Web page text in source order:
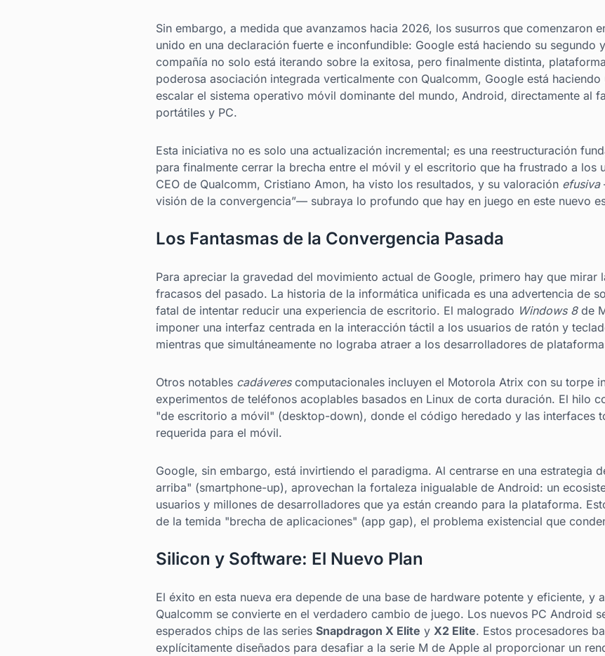
Sin embargo, a medida que avanzamos hacia 2026, los susurros que comenzaron
unido en una declaración fuerte e inconfundible: Google está haciendo su segundo
compañía no solo está iterando sobre la exitosa, pero finalmente distinta,
poderosa asociación integrada verticalmente con Qualcomm, Google está
escalar el sistema operativo móvil dominante del mundo, Android, directamente al
portátiles y PC.
Esta iniciativa no es solo una actualización incremental; es una reestructuración
para finalmente cerrar la brecha entre el móvil y el escritorio que ha frustrado a los
CEO de Qualcomm, Cristiano Amon, ha visto los resultados, y su valoración efusiva
visión de la convergencia”— subraya lo profundo que hay en juego en este nuevo
Los Fantasmas de la Convergencia Pasada
Para apreciar la gravedad del movimiento actual de Google, primero hay que mirar
fracasos del pasado. La historia de la informática unificada es una advertencia de
fatal de intentar reducir una experiencia de escritorio. El malogrado Windows 8de
imponer una interfaz centrada en la interacción táctil a los usuarios de ratón y
mientras que simultáneamente no lograba atraer a los desarrolladores de
Otros notables cadáverescomputacionales incluyen el Motorola Atrix con su torpe
experimentos de teléfonos acoplables basados en Linux de corta duración. El hilo
"de escritorio a móvil" (desktop-down), donde el código heredado y las interfaces
requerida para el móvil.
Google, sin embargo, está invirtiendo el paradigma. Al centrarse en una estrategia
arriba" (smartphone-up), aprovechan la fortaleza inigualable de Android: un
usuarios y millones de desarrolladores que ya están creando para la plataforma.
de la temida "brecha de aplicaciones" (app gap), el problema existencial que
Silicon y Software: El Nuevo Plan
El éxito en esta nueva era depende de una base de hardware potente y eficiente, y
Qualcomm se convierte en el verdadero cambio de juego. Los nuevos PC Android
esperados chips de las series Snapdragon X Elite y X2 Elite. Estos procesadores
explícitamente diseñados para desafiar a la serie M de Apple al proporcionar un